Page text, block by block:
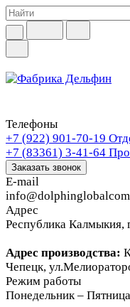
Телефоны
+7 (922) 901-70-19
+7 (83361) 3-41-64
Заказать звонок
E-mail
Адрес
Республика Калмыкия,
Адрес производства:
Чепецк,
Режим работы
Понедельник –